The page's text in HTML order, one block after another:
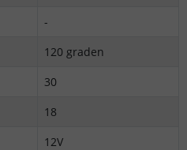
-
120 graden
30
18
12V